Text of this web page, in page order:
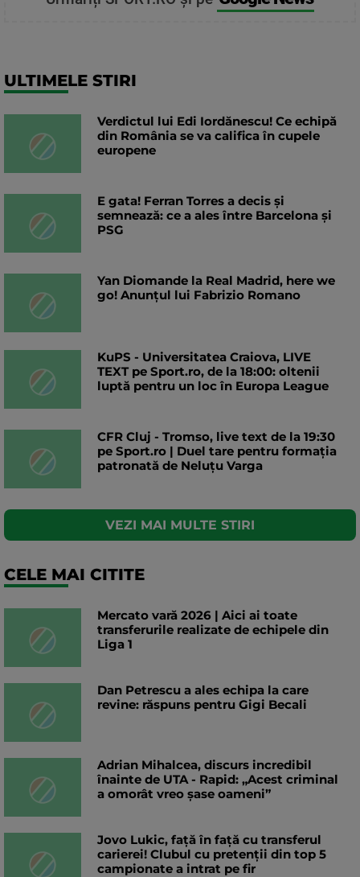
ULTIMELE STIRI
Verdictul lui Edi Iordănescu! Ce echipă
din România se va califica în cupele
europene
E gata! Ferran Torres a decis și
semnează: ce a ales între Barcelona și
PSG
Yan Diomande la Real Madrid, here we
go! Anunțul lui Fabrizio Romano
KuPS - Universitatea Craiova, LIVE
TEXT pe Sport.ro, de la 18:00: oltenii
luptă pentru un loc în Europa League
CFR Cluj - Tromso, live text de la 19:30
pe Sport.ro | Duel tare pentru formația
patronată de Neluțu Varga
VEZI MAI MULTE STIRI
CELE MAI CITITE
Mercato vară 2026 | Aici ai toate
transferurile realizate de echipele din
Liga 1
Dan Petrescu a ales echipa la care
revine: răspuns pentru Gigi Becali
Adrian Mihalcea, discurs incredibil
înainte de UTA - Rapid: „Acest criminal
a omorât vreo șase oameni”
Jovo Lukic, față în față cu transferul
carierei! Clubul cu pretenții din top 5
campionate a intrat pe fir